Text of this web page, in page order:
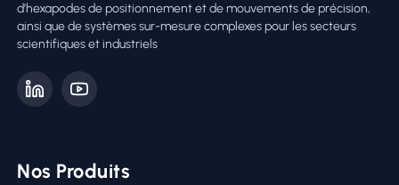
d’hexapodes de positionnement et de mouvements de précision,
ainsi que de systèmes sur-mesure complexes pour les secteurs
scientifiques et industriels
Nos Produits